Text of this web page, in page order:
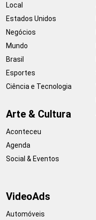
Local
Estados Unidos
Negócios
Mundo
Brasil
Esportes
Ciência e Tecnologia
Arte & Cultura
Aconteceu
Agenda
Social & Eventos
VideoAds
Automóveis